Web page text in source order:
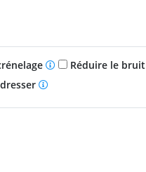
Réduire le bruit